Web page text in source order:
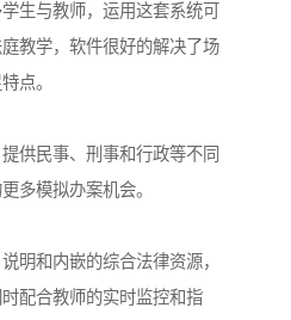
生与教师，运用这套系统可
教学，软件很好的解决了场
点。
供民事、刑事和行政等不同
多模拟办案机会。
明和内嵌的综合法律资源，
配合教师的实时监控和指